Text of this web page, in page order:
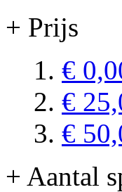
+ Prijs
€
€
€
+ Aantal